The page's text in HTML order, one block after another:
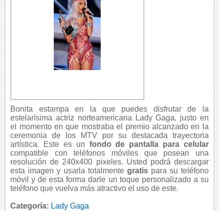
Bonita estampa en la que puedes disfrutar de la
estelarísima actriz norteamericana Lady Gaga, justo en
el momento en que mostraba el premio alcanzado en la
ceremonia de los MTV por su destacada trayectoria
artística. Este es un fondo de pantalla para celular
compatible con teléfonos móviles que posean una
resolución de 240x400 pixeles. Usted podrá descargar
esta imagen y usarla totalmente gratispara su teléfono
móvil y de esta forma darle un toque personalizado a su
teléfono que vuelva más atractivo el uso de este.
Categoría: Lady Gaga